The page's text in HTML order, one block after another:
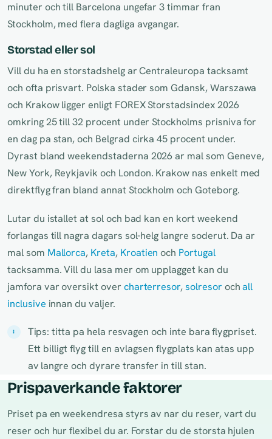
minuter och till Barcelona ungefar 3 timmar fran
Stockholm, med flera dagliga avgangar.
Storstad eller sol
Vill du ha en storstadshelg ar Centraleuropa tacksamt
och ofta prisvart. Polska stader som Gdansk, Warszawa
och Krakow ligger enligt FOREX Storstadsindex 2026
omkring 25 till 32 procent under Stockholms prisniva for
en dag pa stan, och Belgrad cirka 45 procent under.
Dyrast bland weekendstaderna 2026 ar mal som Geneve,
New York, Reykjavik och London. Krakow nas enkelt med
direktflyg fran bland annat Stockholm och Goteborg.
Lutar du istallet at sol och bad kan en kort weekend
forlangas till nagra dagars sol-helg langre soderut. Da ar
mal som Mallorca, Kreta, Kroatien och Portugal
tacksamma. Vill du lasa mer om upplagget kan du
jamfora var oversikt over charterresor,solresorochall
inclusive innan du valjer.
Tips: titta pa hela resvagen och inte bara flygpriset.
Ett billigt flyg till en avlagsen flygplats kan atas upp
av langre och dyrare transfer in till stan.
Prispaverkande faktorer
Priset pa en weekendresa styrs av nar du reser, vart du
reser och hur flexibel du ar. Forstar du de storsta hjulen